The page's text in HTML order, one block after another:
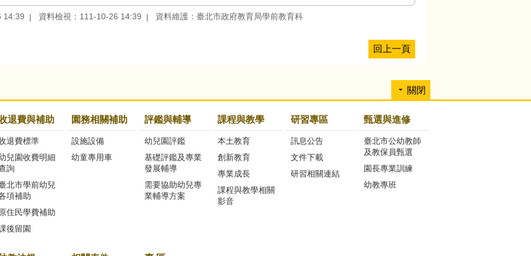
14:39 資料檢視：111-10-26 14:39 資料維護：臺北市政府教育局學前教育科
回上一頁
關閉
退費與補助
退費標準
兒園收費明細
詢
北市學前幼兒
項補助
原住民學費補助
後留園
園務相關補助
設施設備
幼童專用車
評鑑與輔導
幼兒園評鑑
基礎評鑑及專業
發展輔導
需要協助幼兒專
業輔導方案
課程與教學
本土教育
創新教育
專業成長
課程與教學相關
影音
研習專區
訊息公告
文件下載
研習相關連結
甄選與進修
臺北市公幼教師
及教保員甄選
園長專業訓練
幼教專班